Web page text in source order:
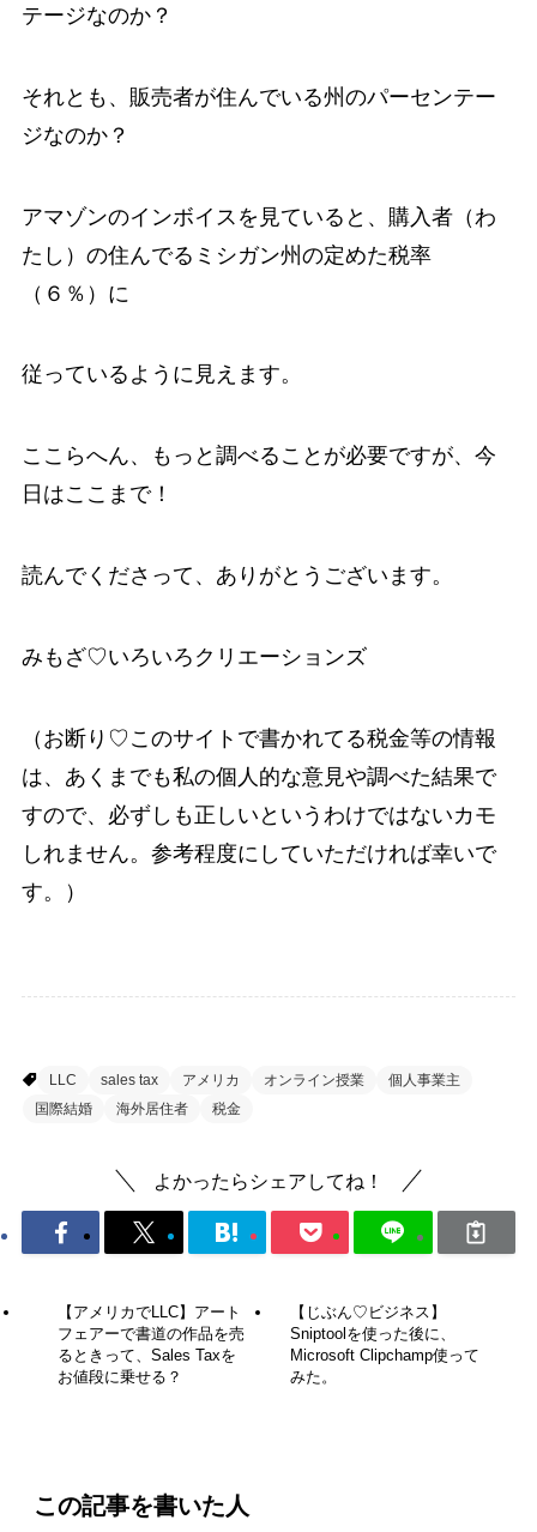
テージなのか？
それとも、販売者が住んでいる州のパーセンテー
ジなのか？
アマゾンのインボイスを見ていると、購入者（わ
たし）の住んでるミシガン州の定めた税率
（６％）に
従っているように見えます。
ここらへん、もっと調べることが必要ですが、今
日はここまで！
読んでくださって、ありがとうございます。
みもざ♡いろいろクリエーションズ
（お断り♡このサイトで書かれてる税金等の情報
は、あくまでも私の個人的な意見や調べた結果で
すので、必ずしも正しいというわけではないカモ
しれません。参考程度にしていただければ幸いで
す。）
LLC
sales tax アメリカ オンライン授業
個人事業主
国際結婚
海外居住者 税金
よかったらシェアしてね！
【アメリカでLLC】アート
フェアーで書道の作品を売
るときって、Sales Taxを
お値段に乗せる？
【じぶん♡ビジネス】
Sniptoolを使った後に、
Microsoft Clipchamp使って
みた。
この記事を書いた人